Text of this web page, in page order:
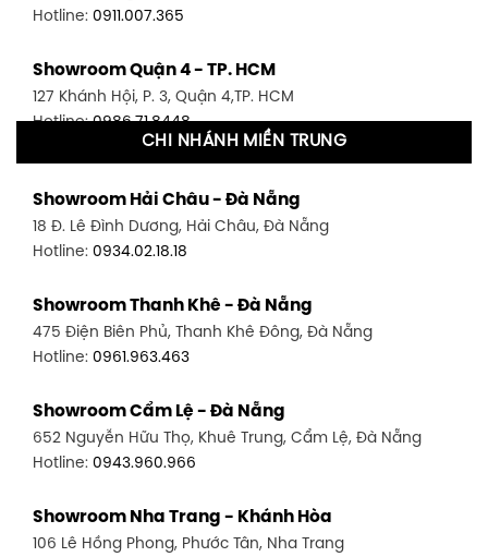
Hotline: 0911.007.365
Showroom Quận 4 - TP. HCM
127 Khánh Hội, P. 3, Quận 4,TP. HCM
Hotline:0986.71.8448
1411 Đường 3/2, P. 16, Quận 11, TP. HCM
Hotline:0906.256.759
1448 Huỳnh Tấn Phát, Phú Thuận, Quận 7, TP HCM
Hotline:0946.480.580
348 Đ. Bạch Đằng, P. 14, Bình Thạnh, TP HCM
Hotline:0902.716.230
591 Hoàng Văn Thụ, P. 4, Tân Bình, TP HCM
Hotline:0906.256.759
CHI NHÁNH MIỀN TRUNG
Showroom Hải Châu - Đà Nẵng
18 Đ. Lê Đình Dương, Hải Châu, Đà Nẵng
Hotline: 0934.02.18.18
Showroom Thanh Khê - Đà Nẵng
475 Điện Biên Phủ, Thanh Khê Đông, Đà Nẵng
Hotline: 0961.963.463
Showroom Cẩm Lệ - Đà Nẵng
652 Nguyễn Hữu Thọ, Khuê Trung, Cẩm Lệ, Đà Nẵng
Hotline: 0943.960.966
Showroom Nha Trang - Khánh Hòa
106 Lê Hồng Phong, Phước Tân, Nha Trang